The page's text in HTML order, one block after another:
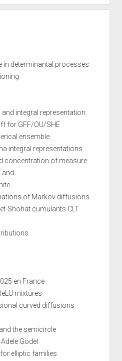
in determinantal processes
integral representation
for GFF/OU/SHE
ensemble
integral representations
concentration of measure
of Markov diffusions
Shohat cumulants CLT
en France
mixtures
curved diffusions
the semicircle
Gödel
elliptic families